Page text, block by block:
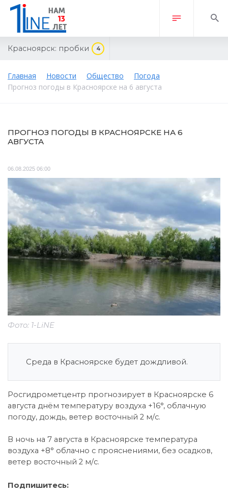
Красноярск: пробки 4
Главная Новости Общество
Погода
Прогноз погоды в Красноярске на 6 августа
ПРОГНОЗ ПОГОДЫ В КРАСНОЯРСКЕ НА 6
АВГУСТА
06.08.2025 06:00
Фото: 1-LiNE
Среда в Красноярске будет дождливой.
Росгидрометцентр прогнозирует в Красноярске 6
августа днём температуру воздуха +16°, облачную
погоду, дождь, ветер восточный 2 м/c.
В ночь на 7 августа в Красноярске температура
воздуха +8° облачно с прояснениями, без осадков,
ветер восточный 2 м/c.
Подпишитесь: